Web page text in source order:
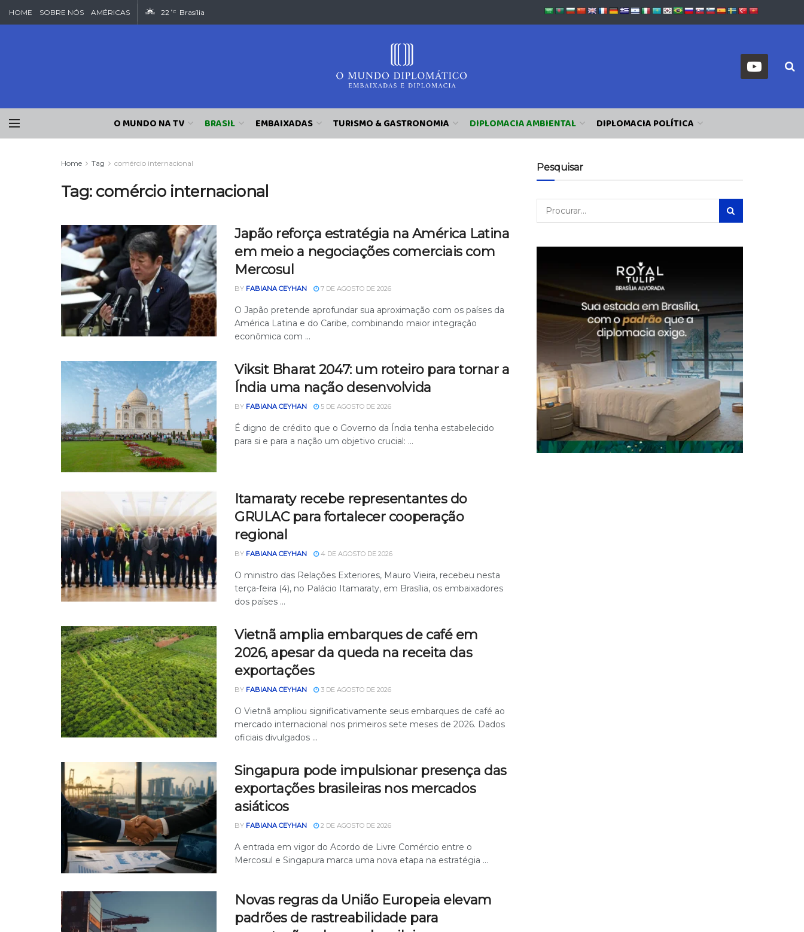
HOME SOBRE NÓS AMÉRICAS 22 °C Brasília
O MUNDO NA TV BRASIL EMBAIXADAS TURISMO & GASTRONOMIA DIPLOMACIA AMBIENTAL DIPLOMACIA POLÍTICA
Home Tag comércio internacional
Tag: comércio internacional
Japão reforça estratégia na América Latina
em meio a negociações comerciais com
Mercosul
BY FABIANA CEYHAN 7 DE AGOSTO DE 2026
O Japão pretende aprofundar sua aproximação com os países da
América Latina e do Caribe, combinando maior integração
econômica com ...
Viksit Bharat 2047: um roteiro para tornar a
Índia uma nação desenvolvida
BY FABIANA CEYHAN 5 DE AGOSTO DE 2026
É digno de crédito que o Governo da Índia tenha estabelecido
para si e para a nação um objetivo crucial: ...
Itamaraty recebe representantes do
GRULAC para fortalecer cooperação
regional
BY FABIANA CEYHAN 4 DE AGOSTO DE 2026
O ministro das Relações Exteriores, Mauro Vieira, recebeu nesta
terça-feira (4), no Palácio Itamaraty, em Brasília, os embaixadores
dos países ...
Vietnã amplia embarques de café em
2026, apesar da queda na receita das
exportações
BY FABIANA CEYHAN 3 DE AGOSTO DE 2026
O Vietnã ampliou significativamente seus embarques de café ao
mercado internacional nos primeiros sete meses de 2026. Dados
oficiais divulgados ...
Singapura pode impulsionar presença das
exportações brasileiras nos mercados
asiáticos
BY FABIANA CEYHAN 2 DE AGOSTO DE 2026
A entrada em vigor do Acordo de Livre Comércio entre o
Mercosul e Singapura marca uma nova etapa na estratégia ...
Novas regras da União Europeia elevam
padrões de rastreabilidade para
Pesquisar